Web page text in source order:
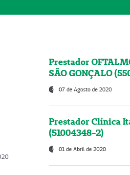
Prestador
SÃO GONÇALO
07 de Agosto de 2020
Prestador Clínica
(51004348-2)
01 de Abril de 2020